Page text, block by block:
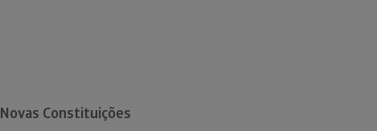
Novas Constituições